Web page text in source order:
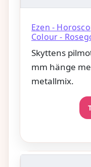
Ezen -
Colour -
Skyttens
mm hänge
metallmix.